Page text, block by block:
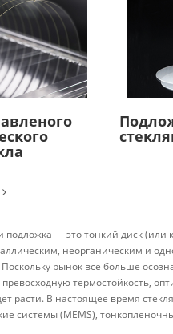
— это тонкий диск (или
неорганическим и
рынок все больше
термостойкость,
расти. В настоящее время
системы (MEMS),